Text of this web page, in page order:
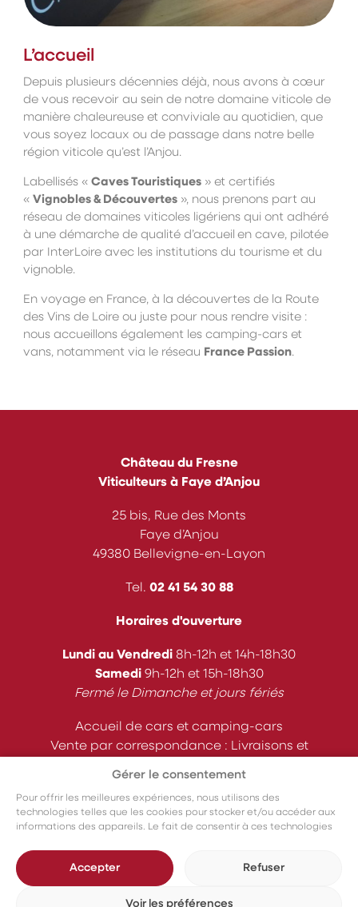
Gérer le consentement
Pour offrir les meilleures expériences, nous utilisons des
technologies telles que les cookies pour stocker et/ou accéder aux
informations des appareils. Le fait de consentir à ces technologies
de navigation ou les ID uniques sur ce site. Le fait de ne pas
consentir ou de retirer son consentement peut avoir un effet négatif
sur certaines caractéristiques et fonctions.
Accepter Refuser
Voir les préférences
L’accueil
Depuis plusieurs décennies déjà, nous avons à cœur
de vous recevoir au sein de notre domaine viticole de
manière chaleureuse et conviviale au quotidien, que
vous soyez locaux ou de passage dans notre belle
région viticole qu’est l’Anjou.
Labellisés «Caves Touristiques » et certifiés
«Vignobles & Découvertes », nous prenons part au
réseau de domaines viticoles ligériens qui ont adhéré
à une démarche de qualité d’accueil en cave, pilotée
par InterLoire avec les institutions du tourisme et du
vignoble.
En voyage en France, à la découvertes de la Route
des Vins de Loire ou juste pour nous rendre visite :
nous accueillons également les camping-cars et
vans, notamment via le réseau France Passion.
Château du Fresne
Viticulteurs à Faye d’Anjou
25 bis, Rue des Monts
Faye d’Anjou
49380 Bellevigne-en-Layon
Tel. 02 41 54 30 88
Horaires d'ouverture
Lundi au Vendredi 8h-12h et 14h-18h30
Samedi 9h-12h et 15h-18h30
Fermé le Dimanche et jours fériés
Accueil de cars et camping-cars
Vente par correspondance : Livraisons et
Suivez-nous
© 2026 - Château du Fresne - Tous droits réservés -